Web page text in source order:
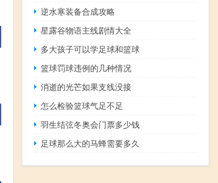
逆水寒装备合成攻略
星露谷物语主线剧情大全
多大孩子可以学足球和篮球
篮球罚球违例的几种情况
消逝的光芒如果支线没接
怎么检验篮球气足不足
羽生结弦冬奥会门票多少钱
足球那么大的马蜂需要多久